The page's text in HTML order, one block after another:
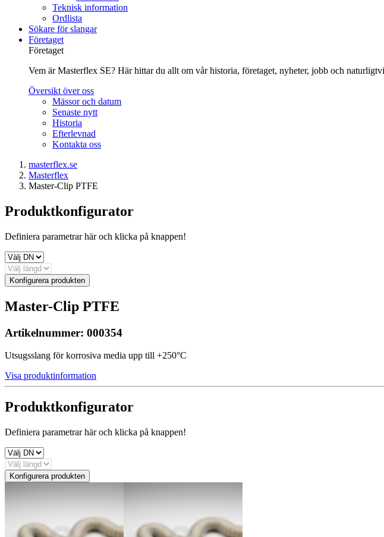
Teknisk information
Ordlista
Sökare för slangar
Företaget
Företaget
Vem är Masterflex SE? Här hittar du allt om vår historia, företaget, nyheter, jobb och
Översikt över oss
Mässor och datum
Senaste nytt
Historia
Efterlevnad
Kontakta oss
masterflex.se
Masterflex
Master-Clip PTFE
Produktkonfigurator
Definiera parametrar här och klicka på knappen!
Konfigurera produkten
Master-Clip PTFE
Artikelnummer: 000354
Utsugsslang för korrosiva media upp till +250°C
Visa produktinformation
Produktkonfigurator
Definiera parametrar här och klicka på knappen!
Konfigurera produkten